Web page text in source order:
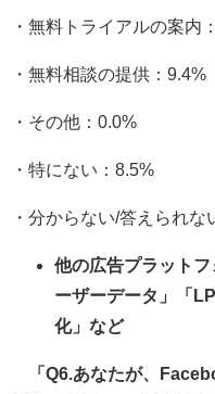
・無料トライアルの案内
・無料相談の提供：9.4%
・その他：0.0%
・特にない：8.5%
・分からない/答えられな
他の広告プラット
ーザーデータ」「
化」など
「Q6.あなたが、